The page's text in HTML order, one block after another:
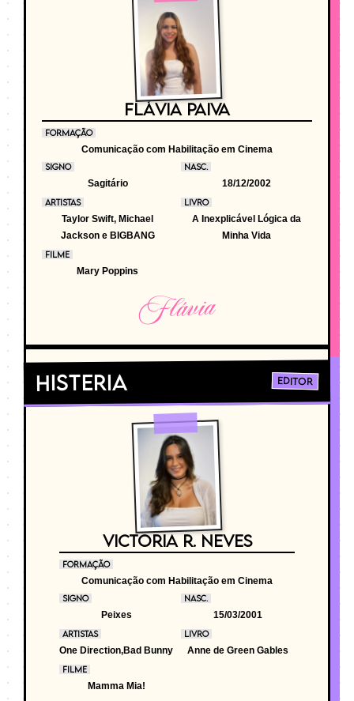
FLÁVIA PAIVA
FORMAÇÃO
Comunicação com Habilitação em Cinema
SIGNO
Sagitário
NASC.
18/12/2002
ARTISTAS
Taylor Swift, Michael
Jackson e BIGBANG
LIVRO
A Inexplicável Lógica da
Minha Vida
FILME
Mary Poppins
Flávia
Histeria Editor
VICTORIA R. NEVES
FORMAÇÃO
Comunicação com Habilitação em Cinema
SIGNO
Peixes
NASC.
15/03/2001
ARTISTAS
One Direction,Bad Bunny
LIVRO
Anne de Green Gables
FILME
Mamma Mia!